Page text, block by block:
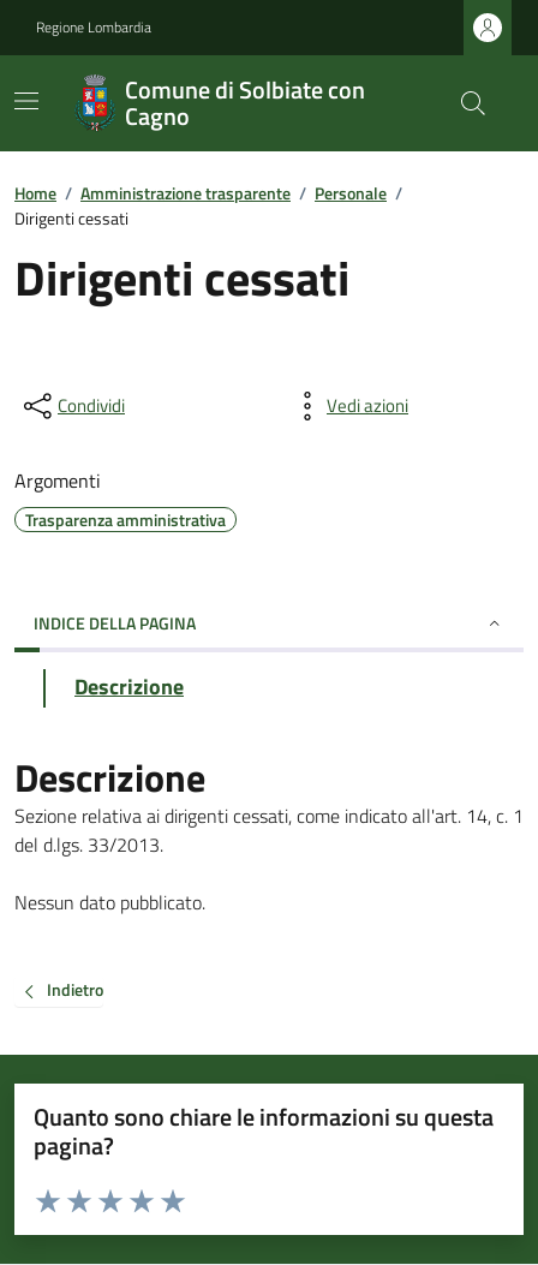
Regione Lombardia
Comune di Solbiate con
Cagno
Home / Amministrazione trasparente / Personale /
Dirigenti cessati
Dirigenti cessati
Condividi Vedi azioni
Argomenti
Trasparenza amministrativa
INDICE DELLA PAGINA
Descrizione
Descrizione
Sezione relativa ai dirigenti cessati, come indicato all'art. 14, c. 1
del d.lgs. 33/2013.
Nessun dato pubblicato.
Indietro
Quanto sono chiare le informazioni su questa
pagina?
Valuta da 1 a 5 stelle la pagina
Valuta 5 stelle su 5
Valuta 4 stelle su 5
Valuta 3 stelle su 5
Valuta 2 stelle su 5
Valuta 1 stelle su 5